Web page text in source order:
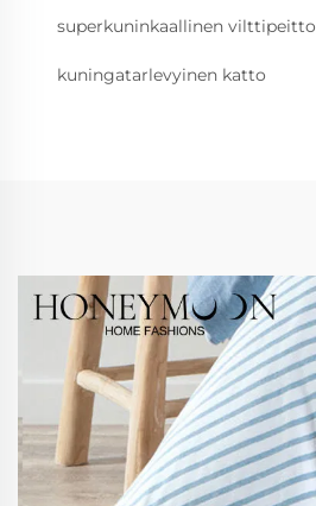
superkuninkaallinen vilttipeitto
kuningatarlevyinen katto